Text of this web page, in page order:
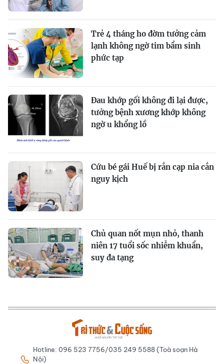
Trẻ 4 tháng ho đờm tưởng cảm
lạnh không ngờ tim bẩm sinh
phức tạp
Đau khớp gối không đi lại được,
tưởng bệnh xương khớp không
ngờ u khổng lồ
Cứu bé gái Huế bị rắn cạp nia cắn
nguy kịch
Chủ quan nốt mụn nhỏ, thanh
niên 17 tuổi sốc nhiễm khuẩn,
suy đa tạng
Hotline: 096 523 7756/035 249 5588 (Toà soạn Hà
Nội)